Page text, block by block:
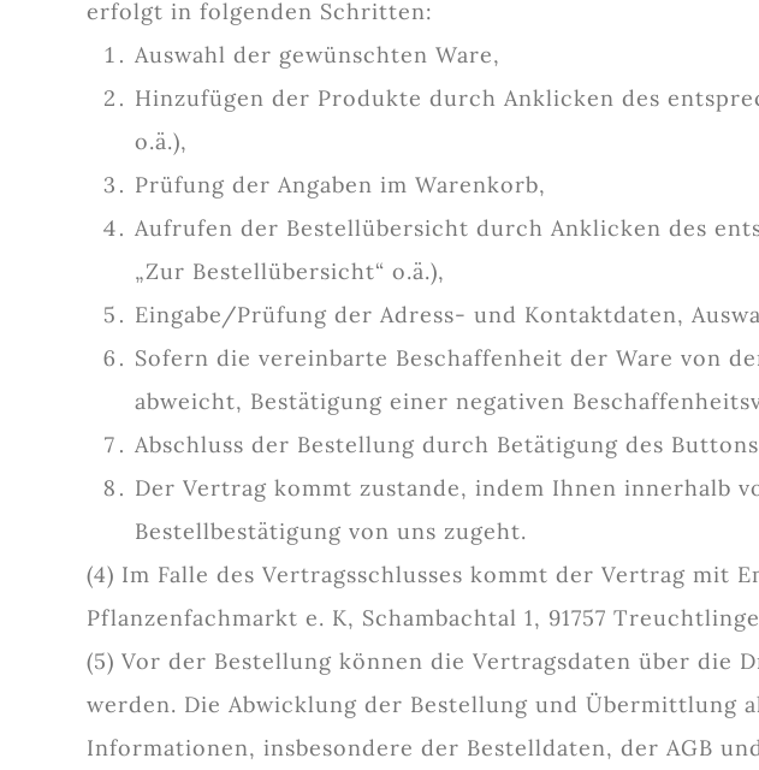
erfolgt in folgenden Schritten:
Auswahl der gewünschten Ware,
Hinzufügen der Produkte durch Anklicken des
o.ä.),
Prüfung der Angaben im Warenkorb,
Aufrufen der Bestellübersicht durch Anklicken des
„Zur Bestellübersicht“ o.ä.),
Eingabe/Prüfung der Adress- und Kontaktdaten,
Sofern die vereinbarte Beschaffenheit der Ware von
abweicht, Bestätigung einer negativen
Abschluss der Bestellung durch Betätigung des
Der Vertrag kommt zustande, indem Ihnen innerhalb
Bestellbestätigung von uns zugeht.
(4) Im Falle des Vertragsschlusses kommt der Vertrag mit
Pflanzenfachmarkt e. K, Schambachtal 1, 91757
(5) Vor der Bestellung können die Vertragsdaten über
werden. Die Abwicklung der Bestellung und Übermittlung
Informationen, insbesondere der Bestelldaten, der AGB